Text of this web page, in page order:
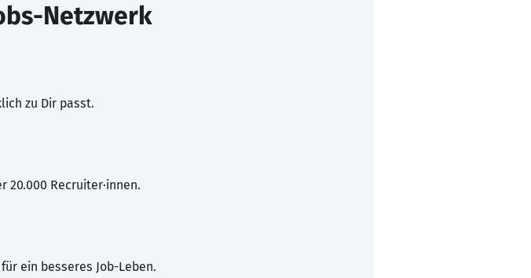
Netzwerk
zu Dir passt.
20.000 Recruiter·innen.
ein besseres Job-Leben.